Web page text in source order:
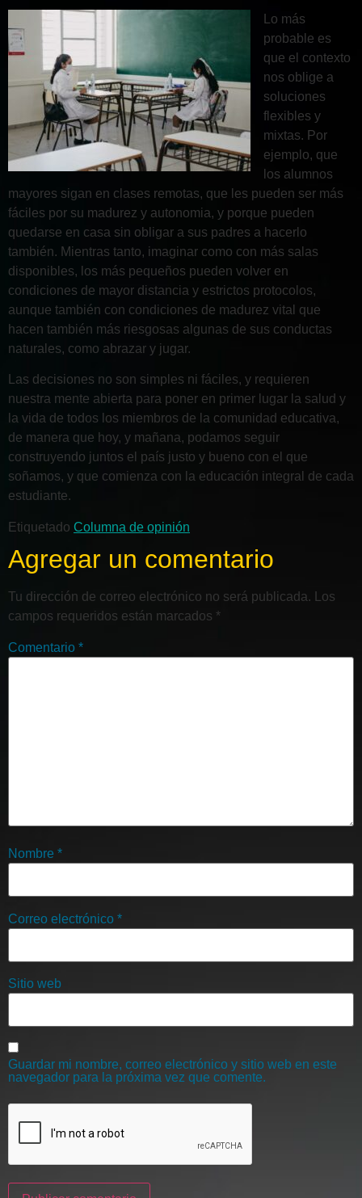
Lo más
probable es
que el contexto
nos oblige a
soluciones
flexibles y
mixtas. Por
ejemplo, que
los alumnos
mayores sigan en clases remotas, que les pueden ser más
fáciles por su madurez y autonomia, y porque pueden
quedarse en casa sin obligar a sus padres a hacerlo
también. Mientras tanto, imaginar como con más salas
disponibles, los más pequeños pueden volver en
condiciones de mayor distancia y estrictos protocolos,
aunque también con condiciones de madurez vital que
hacen también más riesgosas algunas de sus conductas
naturales, como abrazar y jugar.
Las decisiones no son simples ni fáciles, y requieren
nuestra mente abierta para poner en primer lugar la salud y
la vida de todos los miembros de la comunidad educativa,
de manera que hoy, y mañana, podamos seguir
construyendo juntos el país justo y bueno con el que
soñamos, y que comienza con la educación integral de cada
estudiante.
Etiquetado Columna de opinión
Agregar un comentario
Tu dirección de correo electrónico no será publicada.
Los
campos requeridos están marcados *
Comentario *
Nombre *
Correo electrónico *
Sitio web
Guardar mi nombre, correo electrónico y sitio web en este
navegador para la próxima vez que comente.